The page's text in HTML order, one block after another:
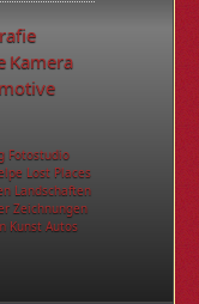
Kamera
Fotostudio
Lost Places
Landschaften
Zeichnungen
Kunst Autos